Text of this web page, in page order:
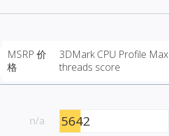
MSRP 价
格
3DMark CPU Profile Max
threads score
n/a 5642